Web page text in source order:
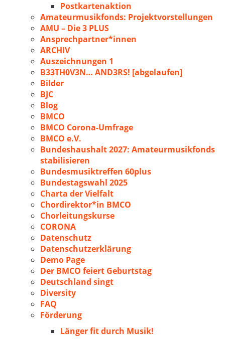
Postkartenaktion
Amateurmusikfonds: Projektvorstellungen
AMU – Die 3 PLUS
Ansprechpartner*innen
ARCHIV
Auszeichnungen 1
B33TH0V3N… AND3RS! [abgelaufen]
Bilder
BJC
Blog
BMCO
BMCO Corona-Umfrage
BMCO e.V.
Bundeshaushalt 2027: Amateurmusikfonds
stabilisieren
Bundesmusiktreffen 60plus
Bundestagswahl 2025
Charta der Vielfalt
Chordirektor*in BMCO
Chorleitungskurse
CORONA
Datenschutz
Datenschutzerklärung
Demo Page
Der BMCO feiert Geburtstag
Deutschland singt
Diversity
FAQ
Förderung
Länger fit durch Musik!